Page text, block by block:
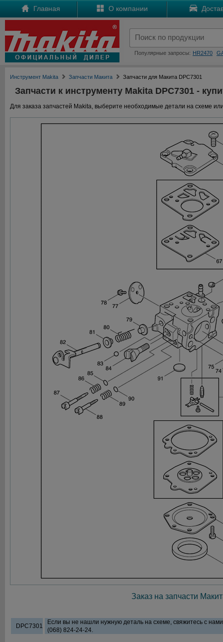
Главная О компании
Популярные запросы: HR2470
Инструмент Makita Запчасти Макита Запчасти для Макита DPC7301
Запчасти к инструменту Makita DPC7301 -
Для заказа запчастей Makita, выберите необходимые детали на схеме
Заказ на запчасти
DPC7301
Если вы не нашли нужную деталь на схеме, свяжитесь с
(068) 824-24-24.